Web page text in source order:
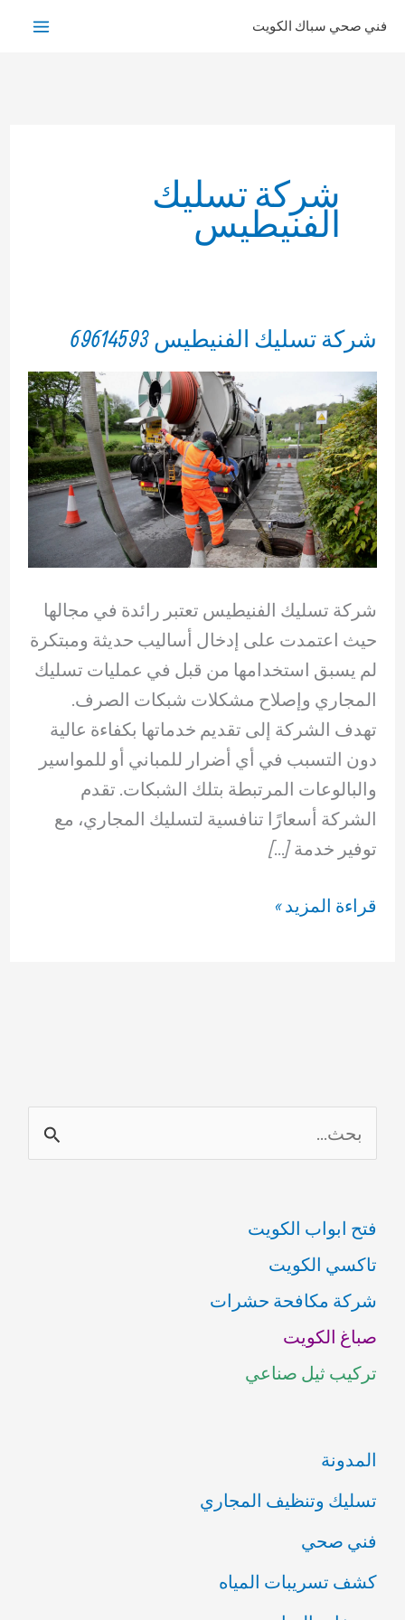
فني صحي سباك الكويت
شركة تسليك
الفنيطيس
شركة تسليك الفنيطيس 69614593
شركة تسليك الفنيطيس تعتبر رائدة في مجالها
حيث اعتمدت على إدخال أساليب حديثة ومبتكرة
لم يسبق استخدامها من قبل في عمليات تسليك
المجاري وإصلاح مشكلات شبكات الصرف.
تهدف الشركة إلى تقديم خدماتها بكفاءة عالية
دون التسبب في أي أضرار للمباني أو للمواسير
والبالوعات المرتبطة بتلك الشبكات. تقدم
الشركة أسعارًا تنافسية لتسليك المجاري، مع
توفير خدمة […]
شركة
قراءة المزيد »
ل
ح
ث
ع
ن
:
فتح ابواب الكويت
تاكسي الكويت
شركة مكافحة حشرات
صباغ الكويت
تركيب ثيل صناعي
المدونة
تسليك وتنظيف المجاري
فني صحي
كشف تسريبات المياه